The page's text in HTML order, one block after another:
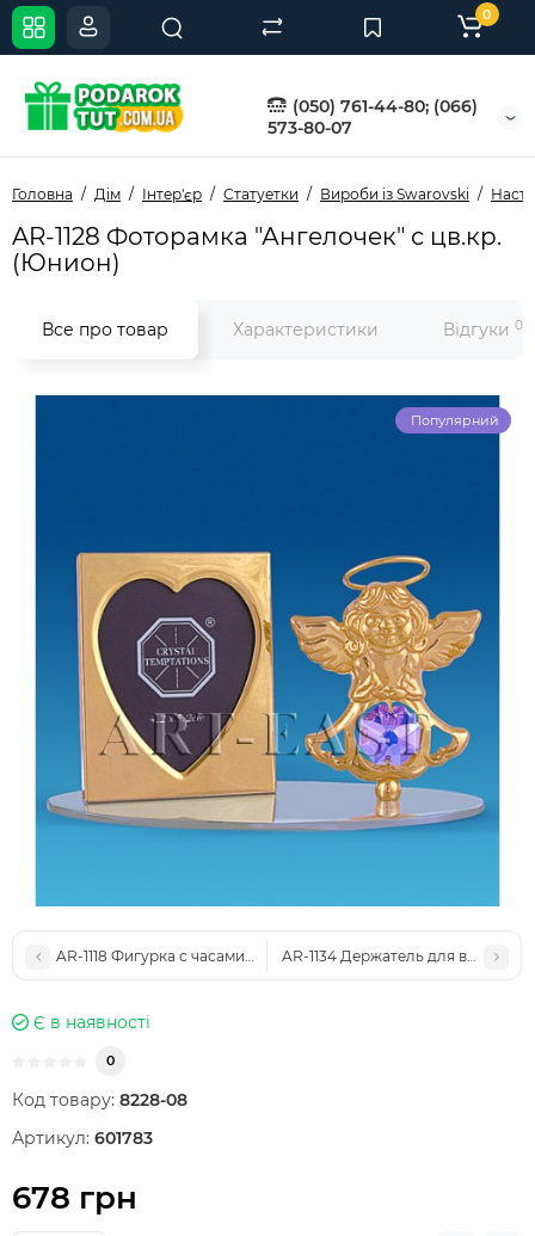
(050) 761-44-80; (066)
573-80-07
0
Головна Дім Інтер'єр Статуетки Вироби із Swarovski
AR-1128 Фоторамка "Ангелочек" с цв.кр.
(Юнион)
Все про товар Характеристики Відгуки 0
Популярний
AR-1118 Фигурка с часами "Цветок" (Юнион)AR-1134 Держатель для визиток
Є в наявності
0
Код товару: 8228-08
Артикул: 601783
678 грн